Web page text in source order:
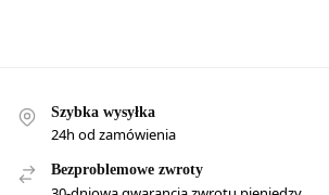
Szybka wysyłka
24h od zamówienia
Bezproblemowe zwroty